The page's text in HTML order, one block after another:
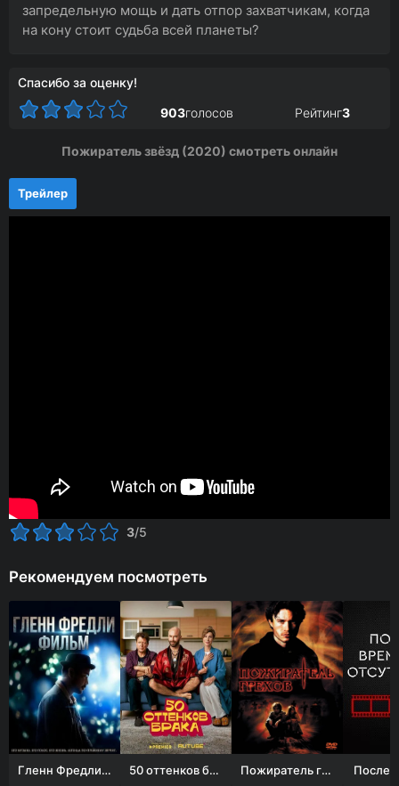
запредельную мощь и дать отпор захватчикам, когда
на кону стоит судьба всей планеты?
Спасибо за оценку!
903голосов Рейтинг3
Пожиратель звёзд (2020) смотреть онлайн
Трейлер
3/5
Рекомендуем посмотреть
Гленн Фредли: Фильм 50 оттенков брака Пожиратель грехов